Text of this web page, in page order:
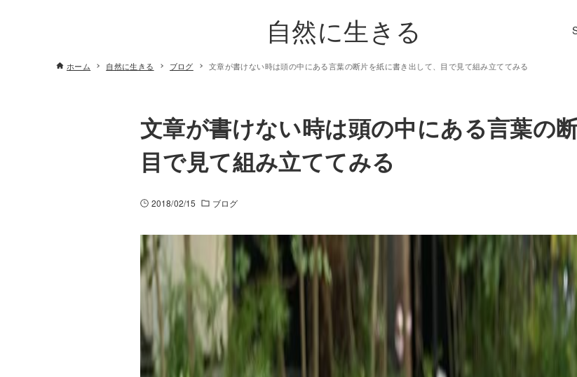
自然に生きる
ホーム 自然に生きる ブログ 文章が書けない時は頭の中にある言葉の断片を紙に書き出して、目で見て組み立ててみる
文章が書けない時は頭の中にある言葉の
目で見て組み立ててみる
2018/02/15 ブログ